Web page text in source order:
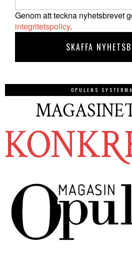
Genom att teckna nyhetsbrevet
integritetspolicy.
OPULENS